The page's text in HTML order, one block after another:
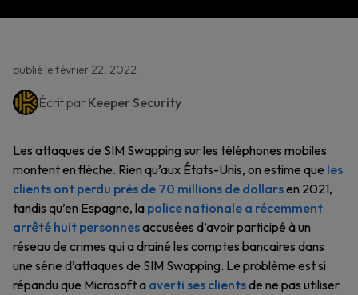
publié le février 22, 2022
Écrit par Keeper Security
Les attaques de SIM Swapping sur les téléphones mobiles
montent en flèche. Rien qu’aux États-Unis, on estime que les
clients ont perdu près de 70 millions de dollarsen 2021,
tandis qu’en Espagne, la police nationale a récemment
arrêté huit personnesaccusées d’avoir participé à un
réseau de crimes qui a drainé les comptes bancaires dans
une série d’attaques de SIM Swapping. Le problème est si
répandu que Microsoft a averti ses clientsde ne pas utiliser